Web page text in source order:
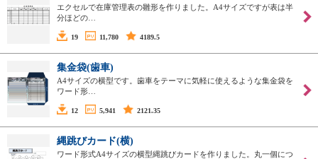
エクセルで在庫管理表の雛形を作りました。A4サイズですが表は半
分ほどの…
19 11,780 4189.5
集金袋(歯車)
A4サイズの横型です。歯車をテーマに気軽に使えるような集金袋を
ワード形…
12 5,941 2121.35
縄跳びカード(横)
ワード形式A4サイズの横型縄跳びカードを作りました。丸一個につ